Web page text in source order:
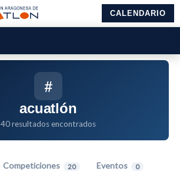
CALENDARIO
#
acuatlón
40 resultados encontrados
Competiciones 20 Eventos 0